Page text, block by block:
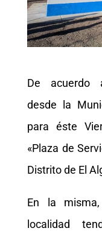
De acuerdo
desde la
para éste
«Plaza de
Distrito de El
En la
localidad